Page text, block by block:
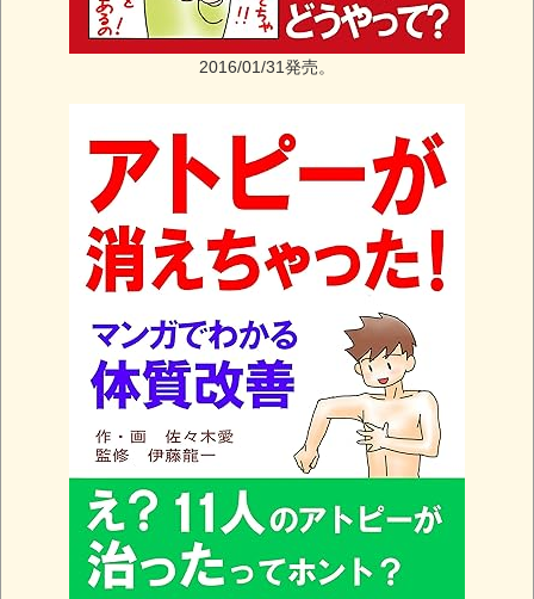
2016/01/31発売。